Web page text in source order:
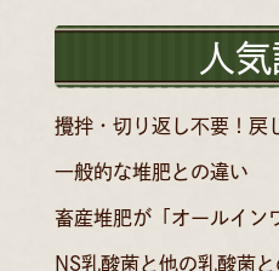
人
攪拌・切り返し不要！戻
一般的な堆肥との違い
畜産堆肥が「オールイン
NS乳酸菌と他の乳酸菌